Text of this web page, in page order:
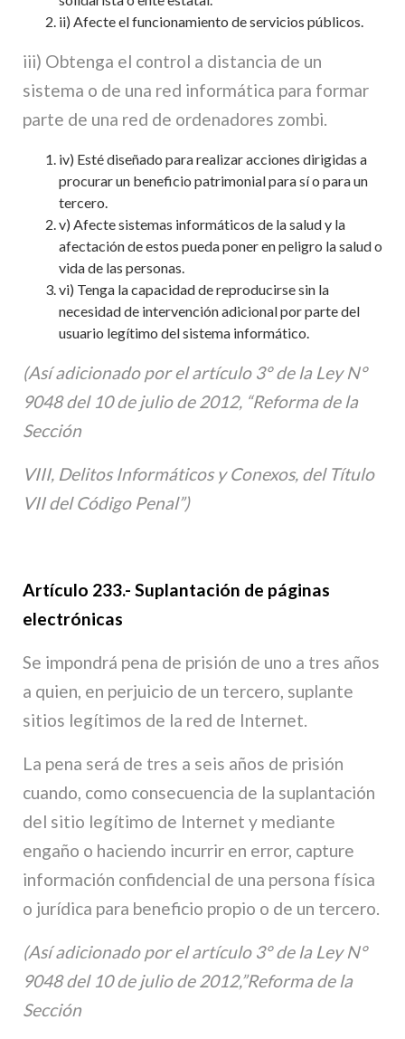
ii) Afecte el funcionamiento de servicios públicos.
iii) Obtenga el control a distancia de un
sistema o de una red informática para formar
parte de una red de ordenadores zombi.
iv) Esté diseñado para realizar acciones dirigidas a
procurar un beneficio patrimonial para sí o para un
tercero.
v) Afecte sistemas informáticos de la salud y la
afectación de estos pueda poner en peligro la salud o
vida de las personas.
vi) Tenga la capacidad de reproducirse sin la
necesidad de intervención adicional por parte del
usuario legítimo del sistema informático.
(Así adicionado por el artículo 3° de la Ley N°
9048 del 10 de julio de 2012, “Reforma de la
Sección
VIII, Delitos Informáticos y Conexos, del Título
VII del Código Penal”)
Artículo 233.- Suplantación de páginas
electrónicas
Se impondrá pena de prisión de uno a tres años
a quien, en perjuicio de un tercero, suplante
sitios legítimos de la red de Internet.
La pena será de tres a seis años de prisión
cuando, como consecuencia de la suplantación
del sitio legítimo de Internet y mediante
engaño o haciendo incurrir en error, capture
información confidencial de una persona física
o jurídica para beneficio propio o de un tercero.
(Así adicionado por el artículo 3° de la Ley N°
9048 del 10 de julio de 2012,”Reforma de la
Sección